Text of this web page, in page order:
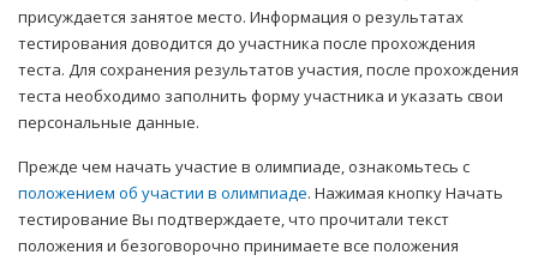
присуждается занятое место. Информация о результатах
тестирования доводится до участника после прохождения
теста. Для сохранения результатов участия, после прохождения
теста необходимо заполнить форму участника и указать свои
персональные данные.
Прежде чем начать участие в олимпиаде, ознакомьтесь с
положением об участии в олимпиаде. Нажимая кнопку Начать
тестирование Вы подтверждаете, что прочитали текст
положения и безоговорочно принимаете все положения